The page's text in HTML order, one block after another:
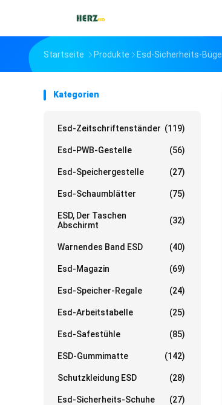
Startseite Produkte Esd-Sicherheits-Bügel
Kategorien
Esd-Zeitschriftenständer (119)
Esd-PWB-Gestelle (56)
Esd-Speichergestelle (27)
Esd-Schaumblätter (75)
ESD, Der Taschen
Abschirmt
(32)
Warnendes Band ESD (40)
Esd-Magazin (69)
Esd-Speicher-Regale (24)
Esd-Arbeitstabelle (25)
Esd-Safestühle (85)
ESD-Gummimatte (142)
Schutzkleidung ESD (28)
Esd-Sicherheits-Schuhe (27)